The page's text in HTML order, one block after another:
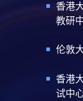
香港
教研
伦敦
香港
试中